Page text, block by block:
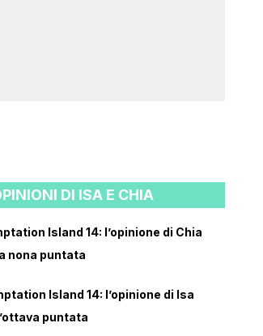
DI ISA E CHIA
Island 14: l’opinione di Chia
nona puntata
Island 14: l’opinione di Isa
puntata